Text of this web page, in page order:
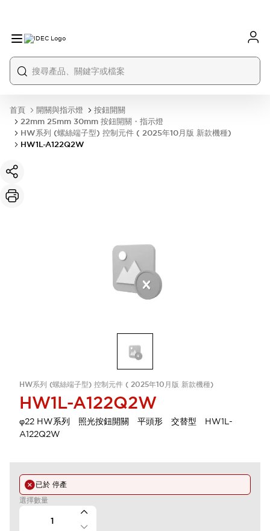
首頁 開關與指示燈
按鈕開關
22mm 25mm 30mm 按鈕開關・指示燈
HW系列 (螺絲端子型) 控制元件 ( 2025年10月版 新款機種)
HW1L-A122Q2W
HW系列 (螺絲端子型) 控制元件 ( 2025年10月版 新款機種)
HW1L-A122Q2W
φ22 HW系列 照光按鈕開關 平頭形 交替型 HW1L-
A122Q2W
已於 停產
選擇數量